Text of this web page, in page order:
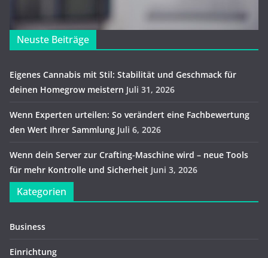
Neuste Beiträge
Eigenes Cannabis mit Stil: Stabilität und Geschmack für
deinen Homegrow meistern Juli 31, 2026
Wenn Experten urteilen: So verändert eine Fachbewertung
den Wert Ihrer Sammlung Juli 6, 2026
Wenn dein Server zur Crafting-Maschine wird – neue Tools
für mehr Kontrolle und Sicherheit Juni 3, 2026
Kategorien
Business
Einrichtung